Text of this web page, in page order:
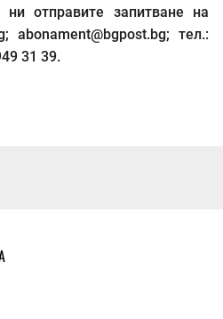
отправите запитване на
; abonament@bgpost.bg; тел.:
31 39.